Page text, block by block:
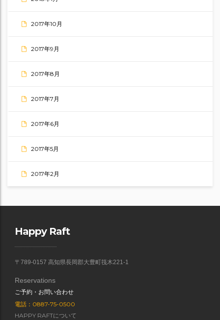
2017年10月
2017年9月
2017年8月
2017年7月
2017年6月
2017年5月
2017年2月
Happy Raft
〒789-0157 高知県長岡郡大豊町筏木221-1
Reservations
ご予約・お問い合わせ
電話：0887-75-0500
HAPPY RAFTについて